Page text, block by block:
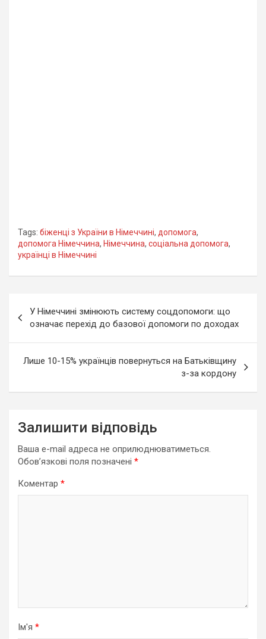
Tags: біженці з України в Німеччині, допомога,
допомога Німеччина, Німеччина, соціальна допомога,
українці в Німеччині
записів
У Німеччині змінюють систему соцдопомоги: що
означає перехід до базової допомоги по доходах
Лише 10-15% українців повернуться на Батьківщину
з-за кордону
Залишити відповідь
Ваша e-mail адреса не оприлюднюватиметься.
Обов’язкові поля позначені *
Коментар *
Ім'я *